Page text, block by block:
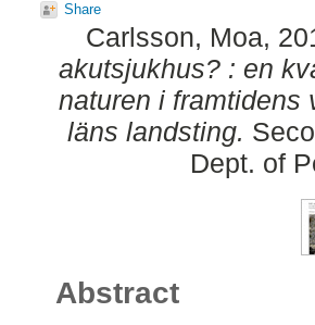
Share
Carlsson, Moa,
akutsjukhus? : en
naturen i framtidens
läns landsting.
Dept. of
Abstract